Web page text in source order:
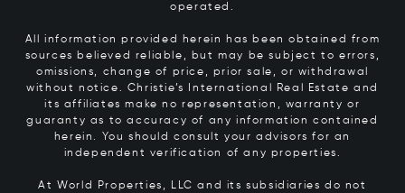
operated.
All information provided herein has been obtained from
sources believed reliable, but may be subject to errors,
omissions, change of price, prior sale, or withdrawal
without notice. Christie’s International Real Estate and
its affiliates make no representation, warranty or
guaranty as to accuracy of any information contained
herein. You should consult your advisors for an
independent verification of any properties.
At World Properties, LLC and its subsidiaries do not